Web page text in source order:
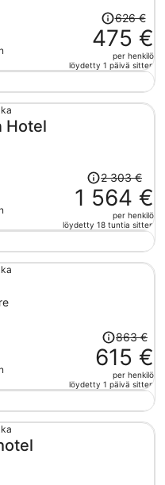
Hinta
oli
626 €,
hinta
nyt
626 €
475 €
per henkilö
löydetty 1 päivä sitten
Hotel
Hinta
oli
2 303 €,
hinta
nyt
2 303 €
1 564 €
per henkilö
löydetty 18 tuntia sitten
Hinta
oli
863 €,
hinta
nyt
863 €
615 €
per henkilö
löydetty 1 päivä sitten